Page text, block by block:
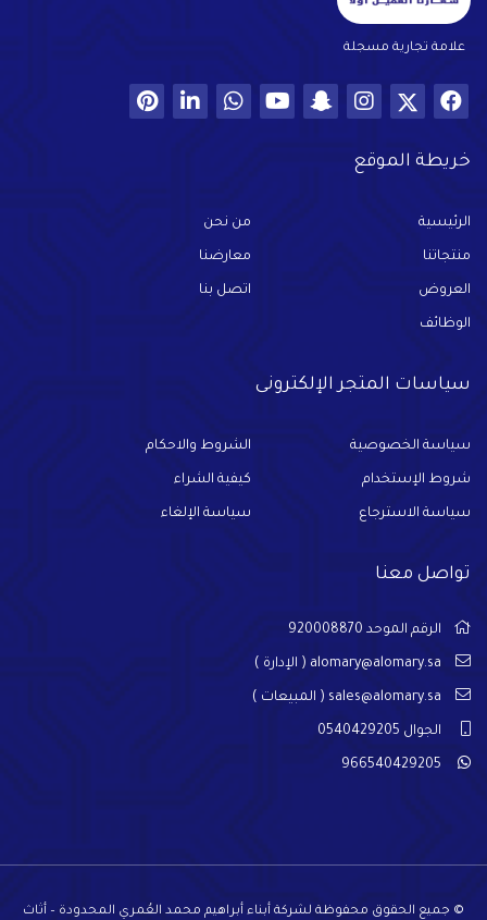
علامة تجارية مسجلة
خريطة الموقع
الرئيسية من نحن
منتجاتنا معارضنا
العروض اتصل بنا
الوظائف
سياسات المتجر الإلكترونى
سياسة الخصوصية الشروط والاحكام
شروط الإستخدام كيفية الشراء
سياسة الاسترجاع سياسة الإلغاء
تواصل معنا
الرقم الموحد 920008870
alomary@alomary.sa ( الإدارة )
sales@alomary.sa ( المبيعات )
الجوال 0540429205
966540429205
© جميع الحقوق محفوظة لشركة أبناء أبراهيم محمد العُمري المحدودة – أثاث